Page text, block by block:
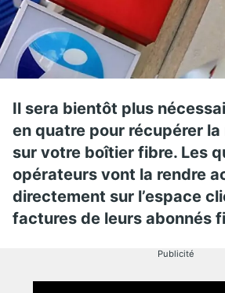
Il sera bientôt plus
en quatre pour récupérer la
sur votre boîtier fibre. Les
opérateurs vont la rendre
directement sur l’espace
factures de leurs abonnés
Publicité